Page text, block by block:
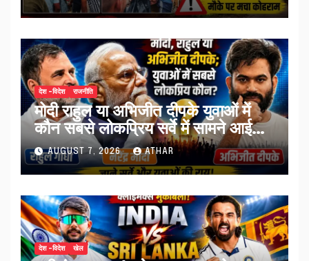
देश -विदेश राजनीति
मोदी राहुल या अभिजीत दीपके युवाओं में
कौन सबसे लोकप्रिय सर्वे में सामने आई
तस्वीर…
AUGUST 7, 2026 ATHAR
देश -विदेश खेल